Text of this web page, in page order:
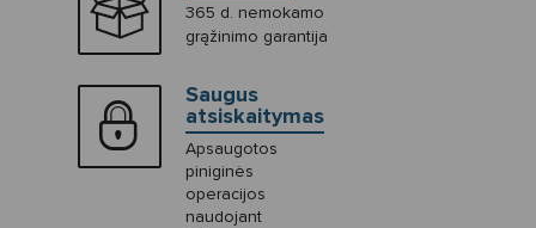
365 d. nemokamo
grąžinimo garantija
Saugus
atsiskaitymas
Apsaugotos
piniginės
operacijos
naudojant